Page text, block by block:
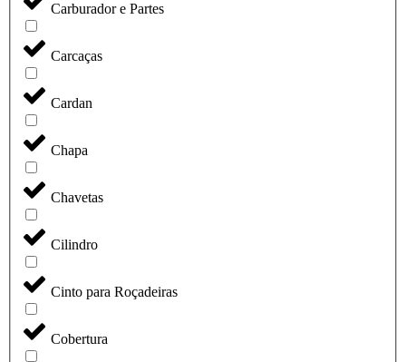
Carburador e Partes
Carcaças
Cardan
Chapa
Chavetas
Cilindro
Cinto para Roçadeiras
Cobertura